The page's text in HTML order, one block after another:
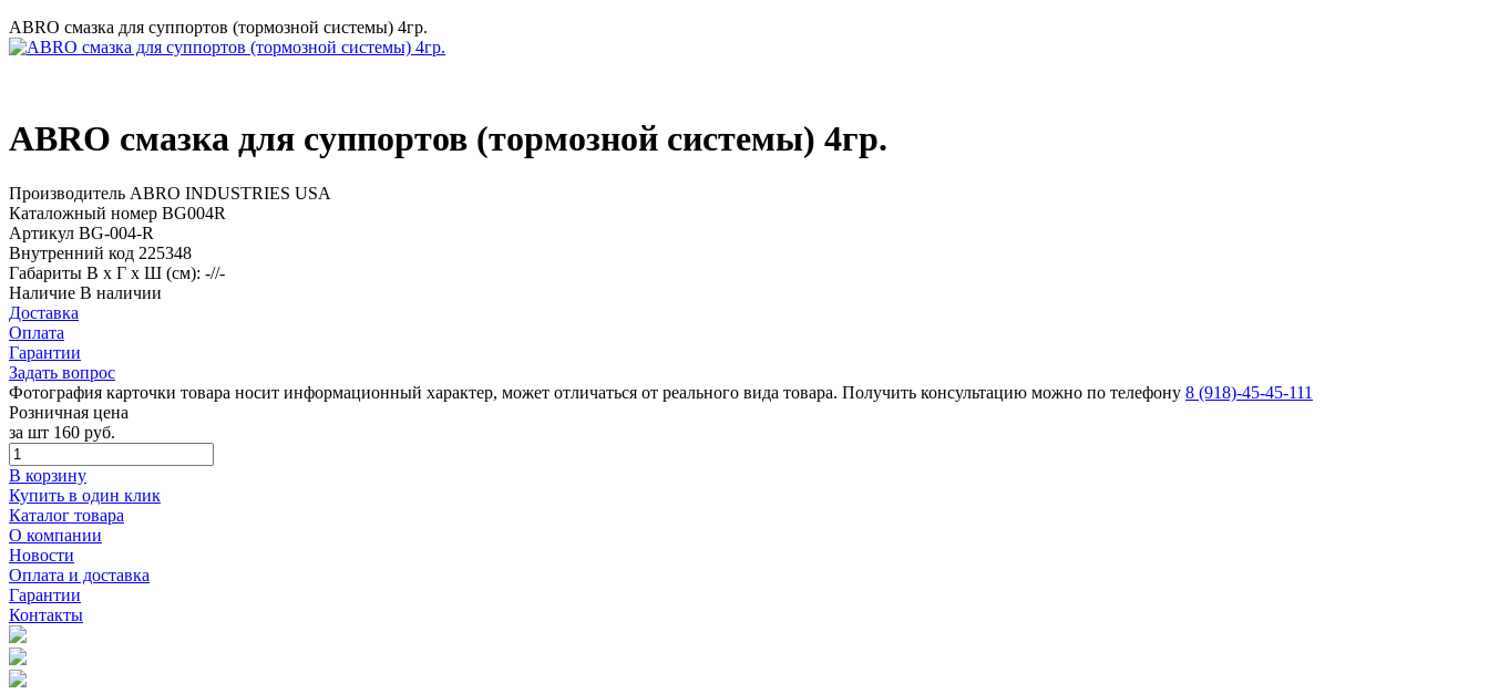
ABRO смазка для суппортов (тормозной системы) 4гр.
ABRO смазка для суппортов (тормозной системы) 4гр.
Производитель ABRO INDUSTRIES USA
Каталожный номер BG004R
Артикул BG-004-R
Внутренний код 225348
Габариты В х Г х Ш (см): -//-
Наличие В наличии
Доставка
Оплата
Гарантии
Задать вопрос
Фотография карточки товара носит информационный характер, может отличаться от реального вида товара. Получить консультацию можно по телефону 8 (918)-45-45-111
Розничная цена
за шт 160 руб.
В корзину
Купить в один клик
Каталог товара
О компании
Новости
Оплата и доставка
Гарантии
Контакты